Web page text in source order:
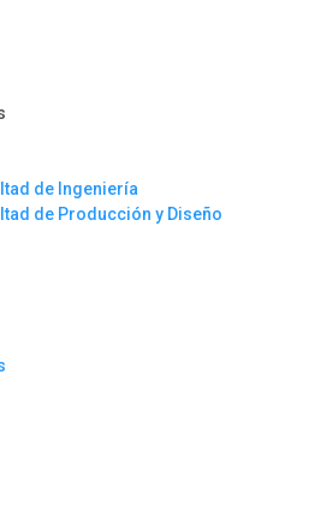
de Ingeniería
de Producción y Diseño